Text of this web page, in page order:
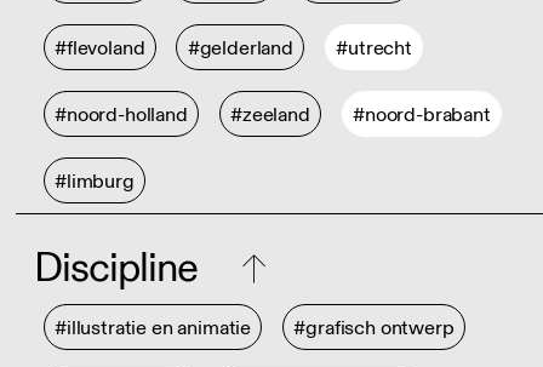
#flevoland #gelderland #utrecht
#noord-holland #zeeland #noord-brabant
#limburg
Discipline
#illustratie en animatie #grafisch ontwerp